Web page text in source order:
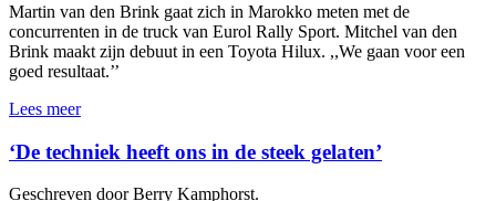
Martin van den Brink gaat zich in Marokko meten met de
concurrenten in de truck van Eurol Rally Sport. Mitchel van den
Brink maakt zijn debuut in een Toyota Hilux. ,,We gaan voor een
goed resultaat.’’
Lees meer
‘De techniek heeft ons in de steek gelaten’
Geschreven door Berry Kamphorst.